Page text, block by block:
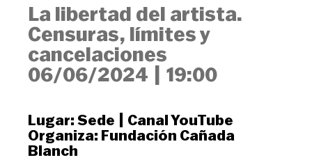
La libertad del artista.
Censuras, límites y
cancelaciones
06/06/2024
19:00
Lugar: Sede
Canal YouTube
Organiza: Fundación Cañada
Blanch